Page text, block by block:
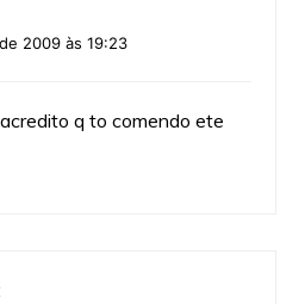
2009 às 19:23
q to comendo ete